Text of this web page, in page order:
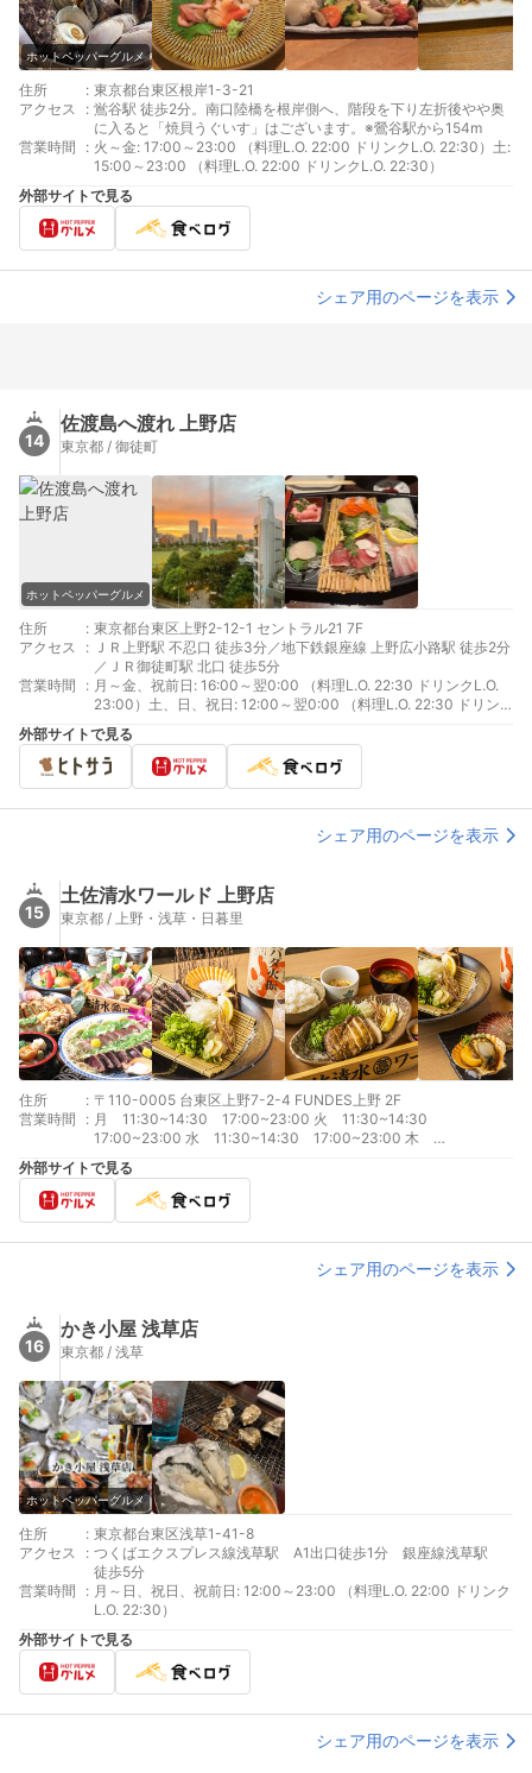
ホットペッパーグルメ
住所 : 東京都台東区根岸1-3-21
アクセス
: 鴬谷駅 徒歩2分。南口陸橋を根岸側へ、階段を下り左折後やや奥
に入ると「焼貝うぐいす」はございます。※鶯谷駅から154m
営業時間
: 火～金: 17:00～23:00 （料理L.O. 22:00 ドリンクL.O. 22:30）土:
15:00～23:00 （料理L.O. 22:00 ドリンクL.O. 22:30）
外部サイトで見る
シェア用のページを表示
14
佐渡島へ渡れ 上野店
東京都 / 御徒町
ホットペッパーグルメ
住所 : 東京都台東区上野2-12-1 セントラル21 7F
アクセス
: ＪＲ上野駅 不忍口 徒歩3分／地下鉄銀座線 上野広小路駅 徒歩2分
／ＪＲ御徒町駅 北口 徒歩5分
営業時間
: 月～金、祝前日: 16:00～翌0:00 （料理L.O. 22:30 ドリンクL.O.
23:00）土、日、祝日: 12:00～翌0:00 （料理L.O. 22:30 ドリン
クL.O. 23:00）
外部サイトで見る
シェア用のページを表示
15
土佐清水ワールド 上野店
東京都 / 上野・浅草・日暮里
住所 :
〒110-0005 台東区上野7-2-4 FUNDES上野 2F
営業時間
: 月 11:30~14:30 17:00~23:00 火 11:30~14:30
17:00~23:00 水 11:30~14:30 17:00~23:00 木
11:30~14:30 17:00~23:00 金 11:30~14:30 17:00~23:00
土 11:30~23:00 日 11:30~23:00
外部サイトで見る
シェア用のページを表示
16
かき小屋 浅草店
東京都 / 浅草
ホットペッパーグルメ
住所 : 東京都台東区浅草1-41-8
アクセス
: つくばエクスプレス線浅草駅 A1出口徒歩1分 銀座線浅草駅
徒歩5分
営業時間
: 月～日、祝日、祝前日: 12:00～23:00 （料理L.O. 22:00 ドリンク
L.O. 22:30）
外部サイトで見る
シェア用のページを表示